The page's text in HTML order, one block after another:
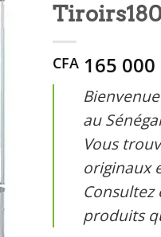
CFA 165 000
au
Vous
originaux
Consultez
produits